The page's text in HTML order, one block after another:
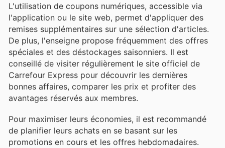
L'utilisation de coupons numériques, accessible via
l'application ou le site web, permet d'appliquer des
remises supplémentaires sur une sélection d'articles.
De plus, l'enseigne propose fréquemment des offres
spéciales et des déstockages saisonniers. Il est
conseillé de visiter régulièrement le site officiel de
Carrefour Express pour découvrir les dernières
bonnes affaires, comparer les prix et profiter des
avantages réservés aux membres.
Pour maximiser leurs économies, il est recommandé
de planifier leurs achats en se basant sur les
promotions en cours et les offres hebdomadaires.